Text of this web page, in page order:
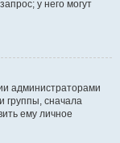
у него могут
администраторами
группы, сначала
ему личное